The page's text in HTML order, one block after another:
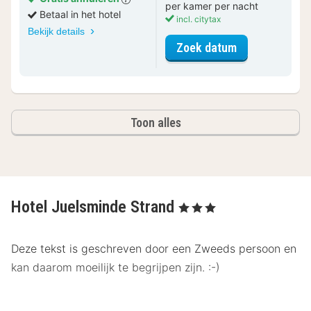
Betaal in het hotel
Bekijk details
per kamer per nacht
incl. citytax
Zoek datumvoor
Toon alles
Hotel Juelsminde Strand , 3 Sterren
Deze tekst is geschreven door een Zweeds persoon en
kan daarom moeilijk te begrijpen zijn. :-)